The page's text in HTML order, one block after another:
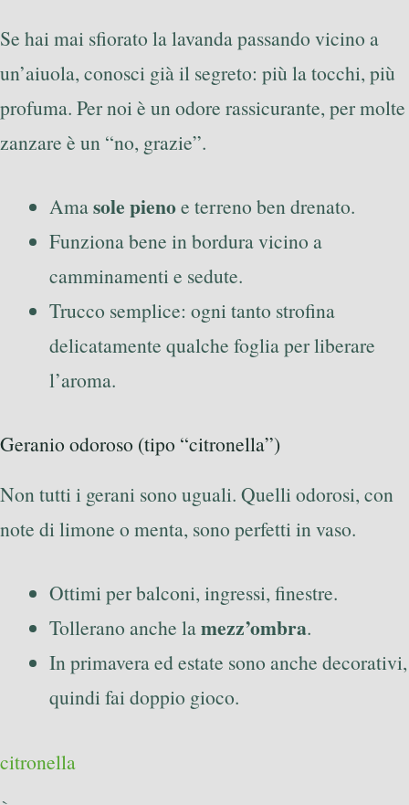
Se hai mai sfiorato la lavanda passando vicino a
un’aiuola, conosci già il segreto: più la tocchi, più
profuma. Per noi è un odore rassicurante, per molte
zanzare è un “no, grazie”.
Amasole pienoe terreno ben drenato.
Funziona bene in bordura vicino a
camminamenti e sedute.
Trucco semplice: ogni tanto strofina
delicatamente qualche foglia per liberare
l’aroma.
Geranio odoroso (tipo “citronella”)
Non tutti i gerani sono uguali. Quelli odorosi, con
note di limone o menta, sono perfetti in vaso.
Ottimi per balconi, ingressi, finestre.
Tollerano anche lamezz’ombra.
In primavera ed estate sono anche decorativi,
quindi fai doppio gioco.
citronella